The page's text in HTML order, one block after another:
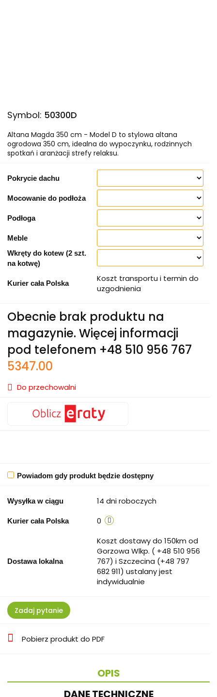
Symbol: 50300D
Altana Magda 350 cm - Model D to stylowa altana
ogrodowa 350 cm, idealna do wypoczynku, rodzinnych
spotkań i aranżacji strefy relaksu.
Pokrycie dachu
Mocowanie do podłoża
Podłoga
Meble
Wkręty do kotew (2 szt.
na kotwę)
Kurier cała Polska
Koszt transportu i termin do
uzgodnienia
Obecnie brak produktu na
magazynie. Więcej informacji
pod telefonem +48 510 956 767
5347.00
Do przechowalni
Powiadom gdy produkt będzie dostępny
Wysyłka w ciągu 14 dni roboczych
Kurier cała Polska 0
Dostawa lokalna
Koszt dostawy do 150km od
Gorzowa Wlkp. ( +48 510 956
767) i Szczecina (+48 797
682 911) ustalany jest
indywidualnie
Zadaj pytanie
Pobierz produkt do PDF
OPIS
DANE TECHNICZNE